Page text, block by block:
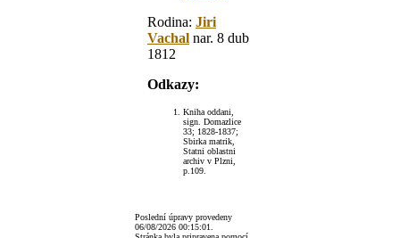
Rodina: Jiri
Vachal nar. 8 dub
1812
Odkazy:
Kniha oddani,
sign. Domazlice
33; 1828-1837;
Sbirka matrik,
Statni oblastni
archiv v Plzni,
p.109.
Poslední úpravy provedeny
06/08/2026 00:15:01.